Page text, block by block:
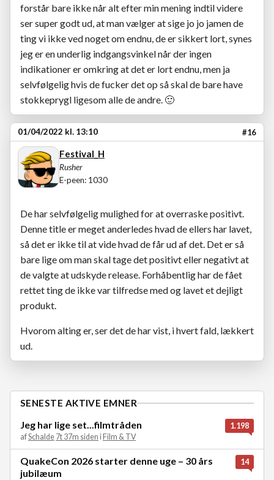
forstår bare ikke når alt efter min mening indtil videre
ser super godt ud, at man vælger at sige jo jo jamen de
ting vi ikke ved noget om endnu, de er sikkert lort, synes
jeg er en underlig indgangsvinkel når der ingen
indikationer er omkring at det er lort endnu, men ja
selvfølgelig hvis de fucker det op så skal de bare have
stokkeprygl ligesom alle de andre. 🙂
01/04/2022 kl. 13:10 #16
Festival_H
Rusher
E-peen: 1030
De har selvfølgelig mulighed for at overraske positivt.
Denne title er meget anderledes hvad de ellers har lavet,
så det er ikke til at vide hvad de får ud af det. Det er så
bare lige om man skal tage det positivt eller negativt at
de valgte at udskyde release. Forhåbentlig har de fået
rettet ting de ikke var tilfredse med og lavet et dejligt
produkt.
Hvorom alting er, ser det de har vist, i hvert fald, lækkert
ud.
SENESTE AKTIVE EMNER
Jeg har lige set...filmtråden
afSchalde 7t 37m siden i Film & TV
1.198
QuakeCon 2026 starter denne uge – 30 års
jubilæum
14